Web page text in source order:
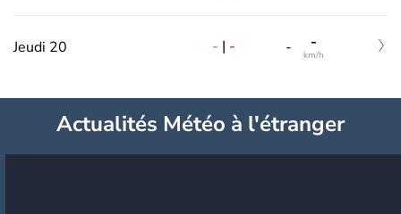
Jeudi 20 - | - - -
km/h
Actualités Météo à l'étranger